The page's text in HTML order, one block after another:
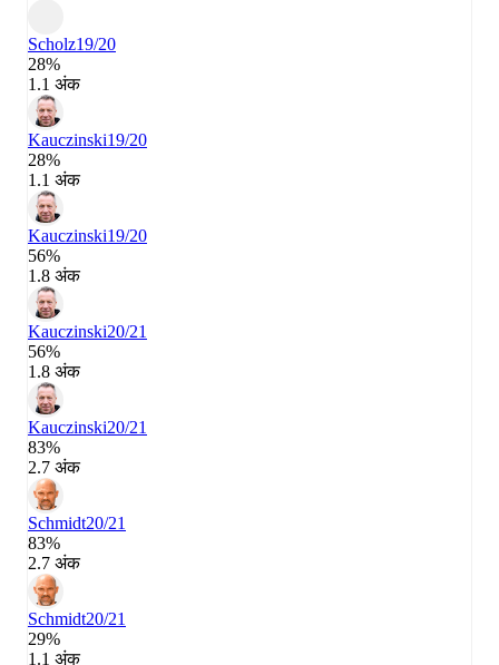
Scholz19/20
28%
1.1 अंक
Kauczinski19/20
28%
1.1 अंक
Kauczinski19/20
56%
1.8 अंक
Kauczinski20/21
56%
1.8 अंक
Kauczinski20/21
83%
2.7 अंक
Schmidt20/21
83%
2.7 अंक
Schmidt20/21
29%
1.1 अंक